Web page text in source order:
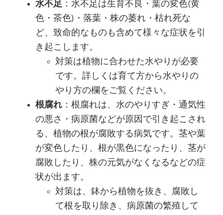
水不足 ：水不足は生育不良・葉の変色(黄
色・茶色)・落葉・株の萎れ・枯れ死な
ど、致命的なものも含めて様々な症状を引
き起こします。
対策は植物に合わせた水やりが必要
です。詳しくは育て方から水やりの
やり方の欄をご覧ください。
根腐れ ：根腐れは、水のやりすぎ・通気性
の悪さ・病原菌などが原因で引き起こされ
る、植物の根が腐敗する病気です。茎や葉
が変色したり、根が黒色になったり、茎が
腐敗したり、株の元気がなくなるなどの症
状が出ます。
対策は、鉢から植物を抜き、腐敗し
て根を取り除き、病原菌の繁殖して